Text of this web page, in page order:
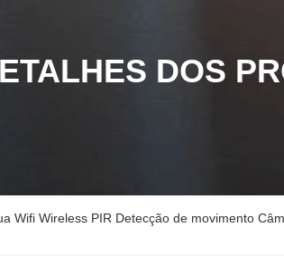
DOS
Wifi Wireless PIR Detecção de movimento